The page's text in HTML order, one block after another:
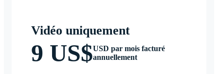
Vidéo uniquement
9 US$USD par mois facturé
annuellement